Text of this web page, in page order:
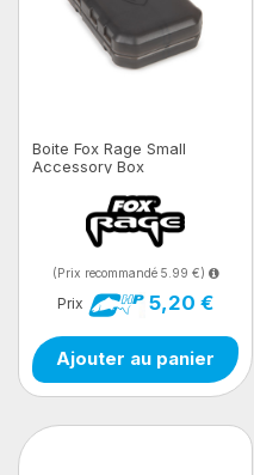
Boite Fox Rage Small
Accessory Box
(Prix recommandé 5.99 €)
Prix 5,20 €
Ajouter au panier